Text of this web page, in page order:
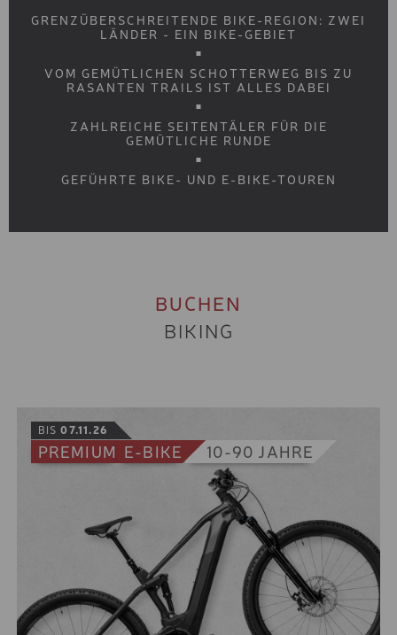
SKISCHUH BASIC
TOURENSKISCHUH
SOFTBOOT
SKI- UND BOARD-HELM
SKIKURS-PACKAGE 3
5 BIS 11 JAHRE
SKIKURS-PACKAGE 5
5 BIS 11 JAHRE
SKIKURS-PACKAGE 6
5-11 JAHRE
SKIKURS-PACKAGE 3
12 BIS 15 JAHRE
GRENZÜBERSCHREITENDE BIKE-REGION: ZWEI
LÄNDER - EIN BIKE-GEBIET
VOM GEMÜTLICHEN SCHOTTERWEG BIS ZU
RASANTEN TRAILS IST ALLES DABEI
ZAHLREICHE SEITENTÄLER FÜR DIE
GEMÜTLICHE RUNDE
GEFÜHRTE BIKE- UND E-BIKE-TOUREN
BUCHEN
BIKING
BIS07.11.26
PREMIUM E-BIKE 10-90 JAHRE